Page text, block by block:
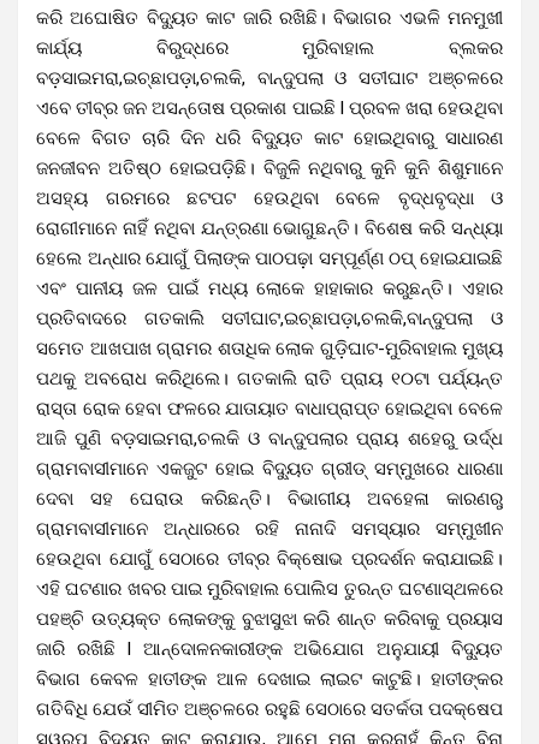
କରି ଅଘୋଷିତ ବିଦ୍ୟୁତ କାଟ ଜାରି ରଖିଛି। ବିଭାଗର ଏଭଳି ମନମୁଖୀ
କାର୍ଯ୍ୟ ବିରୁଦ୍ଧରେ ମୁରିବାହାଲ ବ୍ଲକର
ବଡ଼ସାଇମରା,ଇଚ୍ଛାପଡ଼ା,ଚଲକି, ବାନ୍ଦୁପଲା ଓ ସତୀଘାଟ ଅଞ୍ଚଳରେ
ଏବେ ତୀବ୍ର ଜନ ଅସନ୍ତୋଷ ପ୍ରକାଶ ପାଇଛି l ପ୍ରବଳ ଖରା ହେଉଥିବା
ବେଳେ ବିଗତ ଚାରି ଦିନ ଧରି ବିଦ୍ୟୁତ କାଟ ହୋଇଥିବାରୁ ସାଧାରଣ
ଜନଜୀବନ ଅତିଷ୍ଠ ହୋଇପଡ଼ିଛି। ବିଜୁଳି ନଥିବାରୁ କୁନି କୁନି ଶିଶୁମାନେ
ଅସହ୍ୟ ଗରମରେ ଛଟପଟ ହେଉଥିବା ବେଳେ ବୃଦ୍ଧବୃଦ୍ଧା ଓ
ରୋଗୀମାନେ ନାହିଁ ନଥିବା ଯନ୍ତ୍ରଣା ଭୋଗୁଛନ୍ତି। ବିଶେଷ କରି ସନ୍ଧ୍ୟା
ହେଲେ ଅନ୍ଧାର ଯୋଗୁଁ ପିଲାଙ୍କ ପାଠପଢ଼ା ସମ୍ପୂର୍ଣ୍ଣ ଠପ୍ ହୋଇଯାଇଛି
ଏବଂ ପାନୀୟ ଜଳ ପାଇଁ ମଧ୍ୟ ଲୋକେ ହାହାକାର କରୁଛନ୍ତି। ଏହାର
ପ୍ରତିବାଦରେ ଗତକାଲି ସତୀଘାଟ,ଇଚ୍ଛାପଡ଼ା,ଚଲକି,ବାନ୍ଦୁପଲା ଓ
ସମେତ ଆଖପାଖ ଗ୍ରାମର ଶତାଧିକ ଲୋକ ଗୁଡ଼ିଘାଟ-ମୁରିବାହାଲ ମୁଖ୍ୟ
ପଥକୁ ଅବରୋଧ କରିଥିଲେ। ଗତକାଲି ରାତି ପ୍ରାୟ ୧୦ଟା ପର୍ଯ୍ୟନ୍ତ
ରାସ୍ତା ରୋକ ହେବା ଫଳରେ ଯାତାୟାତ ବାଧାପ୍ରାପ୍ତ ହୋଇଥିବା ବେଳେ
ଆଜି ପୁଣି ବଡ଼ସାଇମରା,ଚଲକି ଓ ବାନ୍ଦୁପଲାର ପ୍ରାୟ ଶହେରୁ ଉର୍ଦ୍ଧ
ଗ୍ରାମବାସୀମାନେ ଏକଜୁଟ ହୋଇ ବିଦ୍ୟୁତ ଗ୍ରୀଡ୍ ସମ୍ମୁଖରେ ଧାରଣା
ଦେବା ସହ ଘେରାଉ କରିଛନ୍ତି। ବିଭାଗୀୟ ଅବହେଳା କାରଣରୁ
ଗ୍ରାମବାସୀମାନେ ଅନ୍ଧାରରେ ରହି ନାନାଦି ସମସ୍ୟାର ସମ୍ମୁଖୀନ
ହେଉଥିବା ଯୋଗୁଁ ସେଠାରେ ତୀବ୍ର ବିକ୍ଷୋଭ ପ୍ରଦର୍ଶନ କରାଯାଇଛି।
ଏହି ଘଟଣାର ଖବର ପାଇ ମୁରିବାହାଲ ପୋଲିସ ତୁରନ୍ତ ଘଟଣାସ୍ଥଳରେ
ପହଞ୍ଚି ଉତ୍ୟକ୍ତ ଲୋକଙ୍କୁ ବୁଝାସୁଝା କରି ଶାନ୍ତ କରିବାକୁ ପ୍ରୟାସ
ଜାରି ରଖିଛି l ଆନ୍ଦୋଳନକାରୀଙ୍କ ଅଭିଯୋଗ ଅନୁଯାୟୀ ବିଦ୍ୟୁତ
ବିଭାଗ କେବଳ ହାତୀଙ୍କ ଆଳ ଦେଖାଇ ଲାଇଟ କାଟୁଛି। ହାତୀଙ୍କର
ଗତିବିଧି ଯେଉଁ ସୀମିତ ଅଞ୍ଚଳରେ ରହୁଛି ସେଠାରେ ସତର୍କତା ପଦକ୍ଷେପ
ସ୍ୱରୂପ ବିଦ୍ୟୁତ କାଟ କରାଯାଉ, ଆମେ ମନା କରୁନାହୁଁ କିନ୍ତୁ ବିନା